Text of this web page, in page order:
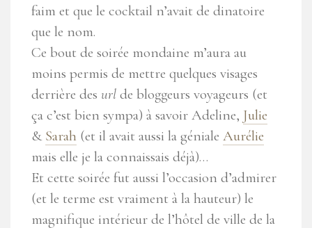
faim et que le cocktail n’avait de dinatoire
que le nom.
Ce bout de soirée mondaine m’aura au
moins permis de mettre quelques visages
derrière des url de bloggeurs voyageurs (et
ça c’est bien sympa) à savoir Adeline, Julie
& Sarah (et il avait aussi la géniale Aurélie
mais elle je la connaissais déjà)…
Et cette soirée fut aussi l’occasion d’admirer
(et le terme est vraiment à la hauteur) le
magnifique intérieur de l’hôtel de ville de la